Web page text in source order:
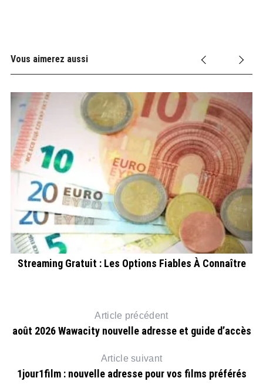
Vous aimerez aussi
Streaming Gratuit : Les Options Fiables À Connaître
Article précédent
août 2026 Wawacity nouvelle adresse et guide d’accès
Article suivant
1jour1film : nouvelle adresse pour vos films préférés